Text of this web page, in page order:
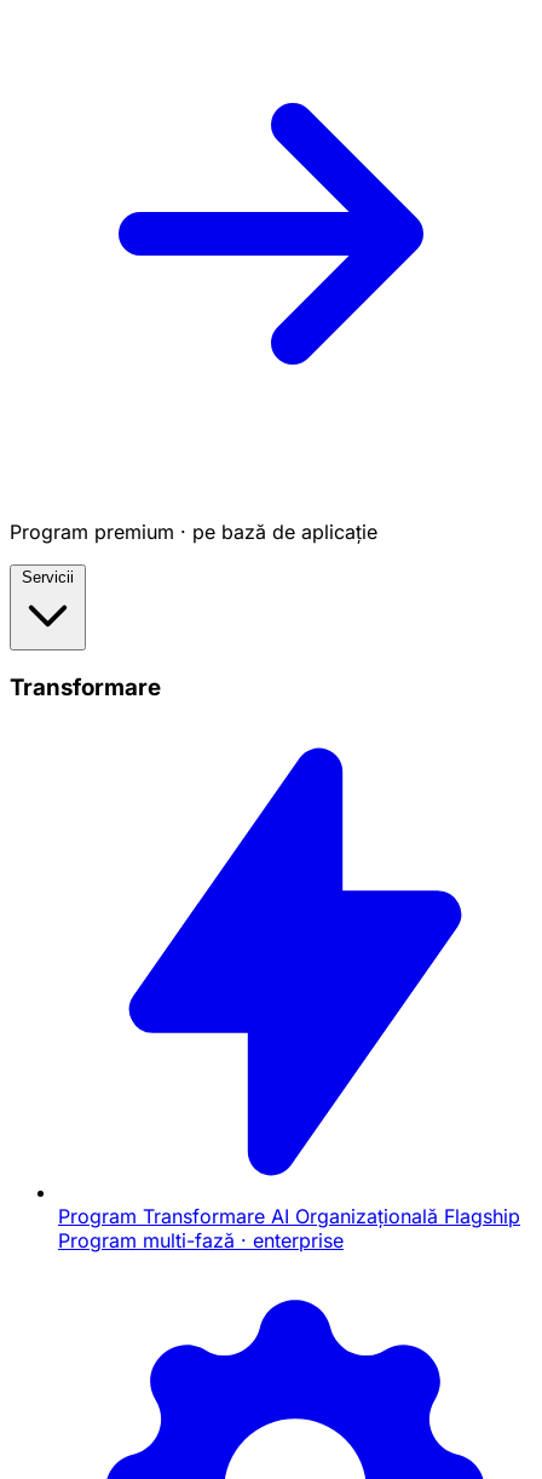
Program premium · pe bază de aplicație
Servicii
Transformare
Program Transformare AI Organizațională Flagship
Program multi-fază · enterprise